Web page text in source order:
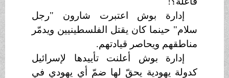
إدارة بوش اعتبرت شارون "رجل
سلام" حينما كان يقتل الفلسطينيين ويدمّر
مناطقهم ويحاصر قيادتهم.
إدارة بوش أعلنت تأييدها لإسرائيل
كدولة يهودية يحقّ لها ضمّ أي يهودي في